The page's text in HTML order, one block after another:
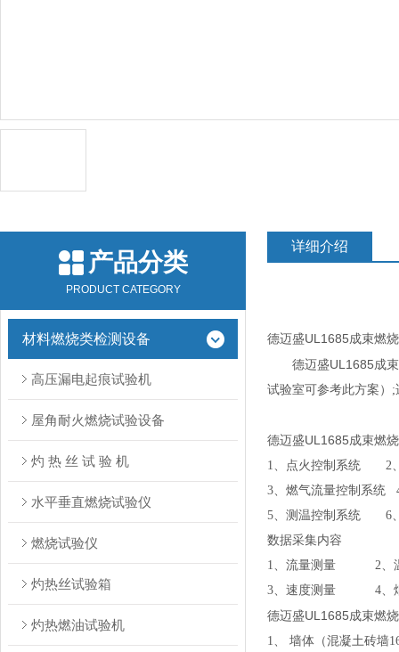
产品分类
PRODUCT CATEGORY
材料燃烧类检测设备
高压漏电起痕试验机
屋角耐火燃烧试验设备
灼 热 丝 试 验 机
水平垂直燃烧试验仪
燃烧试验仪
灼热丝试验箱
灼热燃油试验机
详细介绍
德迈盛UL1685成束燃
德迈盛UL1685成
试验室可参考此方案）
德迈盛UL1685成束燃
1、点火控制系统 2
3、燃气流量控制系统
5、测温控制系统 6
数据采集内容
1、流量测量 2、
3、速度测量 4、烟
德迈盛UL1685成束燃
1、 墙体（混凝土砖墙